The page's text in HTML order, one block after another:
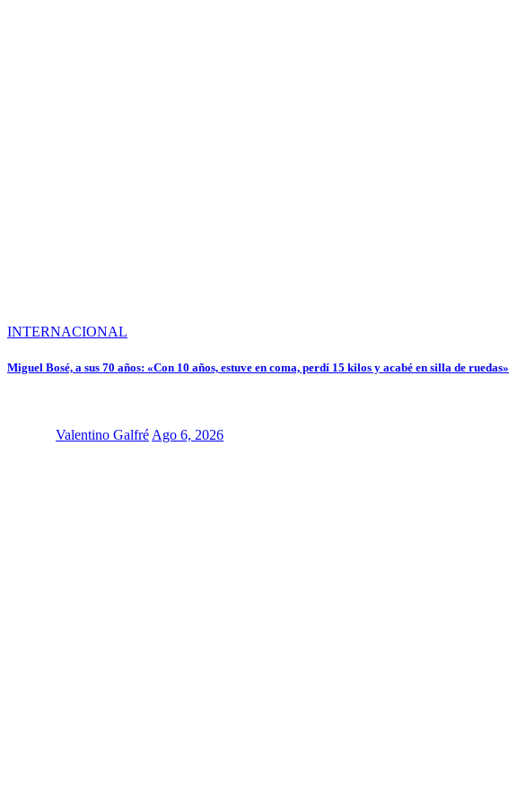
INTERNACIONAL
Miguel Bosé, a sus 70 años: «Con 10 años, estuve en coma, perdí 15 kilos y acabé en silla de ruedas»
Valentino Galfré Ago 6, 2026